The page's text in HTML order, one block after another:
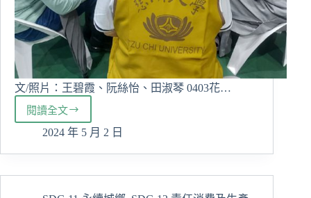
文/照片：王碧霞、阮絲怡、田淑琴 0403花…
閱讀全文
可
以
１
2024 年 5 月 2 日